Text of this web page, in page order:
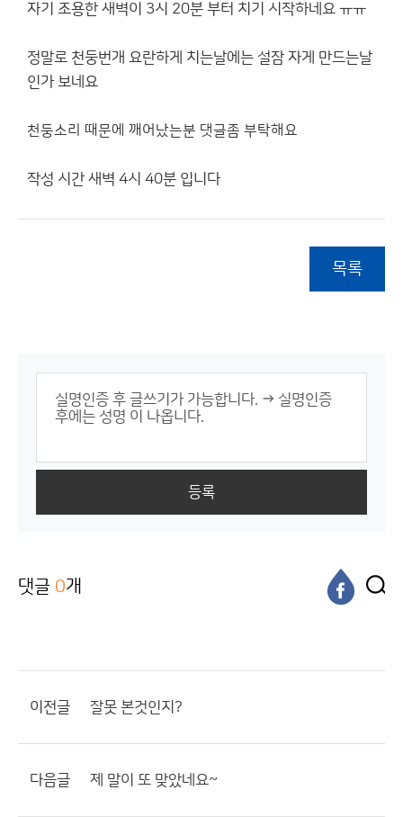
자기 조용한 새벽이 3시 20분 부터 치기 시작하네요 ㅠㅠ
정말로 천둥번개 요란하게 치는날에는 설잠 자게 만드는날
인가 보네요
천둥소리 때문에 깨어났는분 댓글좀 부탁해요
작성 시간 새벽 4시 40분 입니다
목록
등록
댓글 0개
이전글 잘못 본것인지?
다음글 제 말이 또 맞았네요~